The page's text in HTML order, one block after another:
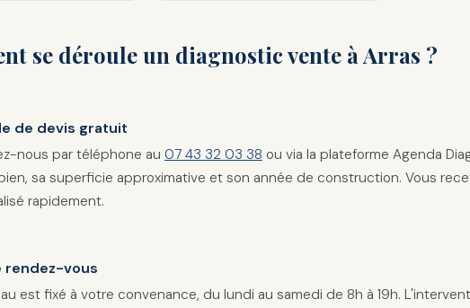
se déroule un diagnostic vente à Arras ?
de devis gratuit
nous par téléphone au 07 43 32 03 38 ou via la plateforme Agenda
sa superficie approximative et son année de construction. Vous
rapidement.
rendez-vous
est fixé à votre convenance, du lundi au samedi de 8h à 19h.